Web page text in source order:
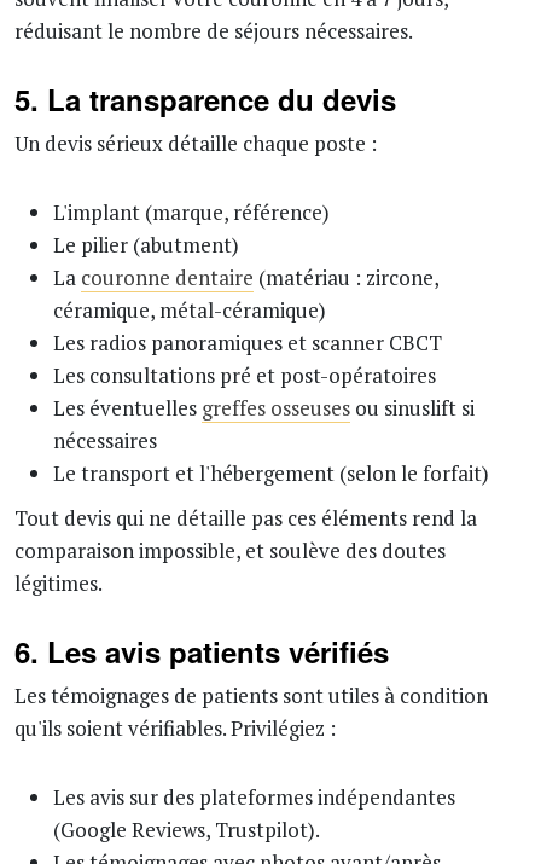
réduisant le nombre de séjours nécessaires.
5. La transparence du devis
Un devis sérieux détaille chaque poste :
L'implant (marque, référence)
Le pilier (abutment)
La couronne dentaire (matériau : zircone,
céramique, métal-céramique)
Les radios panoramiques et scanner CBCT
Les consultations pré et post-opératoires
Les éventuelles greffes osseuses ou sinuslift si
nécessaires
Le transport et l'hébergement (selon le forfait)
Tout devis qui ne détaille pas ces éléments rend la
comparaison impossible, et soulève des doutes
légitimes.
6. Les avis patients vérifiés
Les témoignages de patients sont utiles à condition
qu'ils soient vérifiables. Privilégiez :
Les avis sur des plateformes indépendantes
(Google Reviews, Trustpilot).